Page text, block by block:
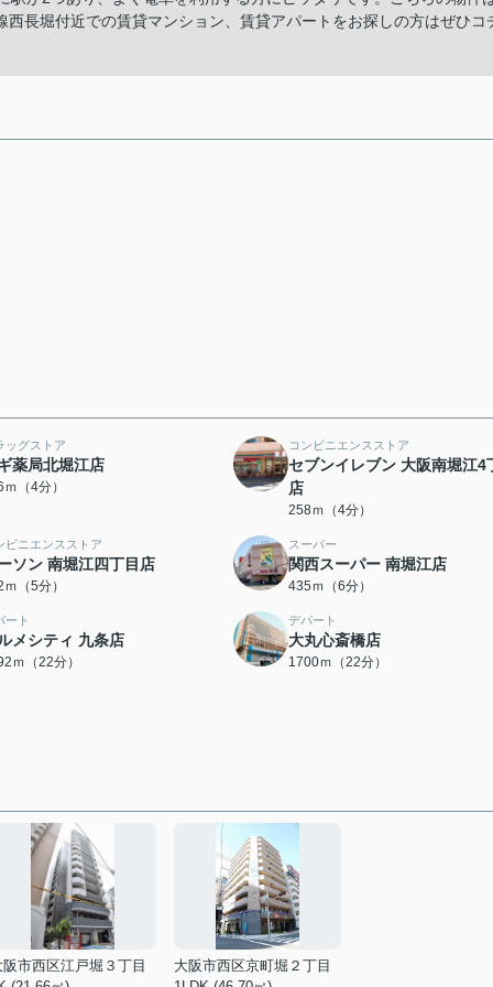
長堀付近での賃貸マンション、賃貸アパートをお探しの方はぜひコ
ッグストア
薬局北堀江店
（4分）
コンビニエンスストア
セブンイレブン 大阪南堀江4
店
258ｍ（4分）
ビニエンスストア
ソン 南堀江四丁目店
（5分）
スーパー
関西スーパー 南堀江店
435ｍ（6分）
ート
メシティ 九条店
ｍ（22分）
デパート
大丸心斎橋店
1700ｍ（22分）
阪市西区江戸堀３丁目
大阪市西区京町堀２丁目